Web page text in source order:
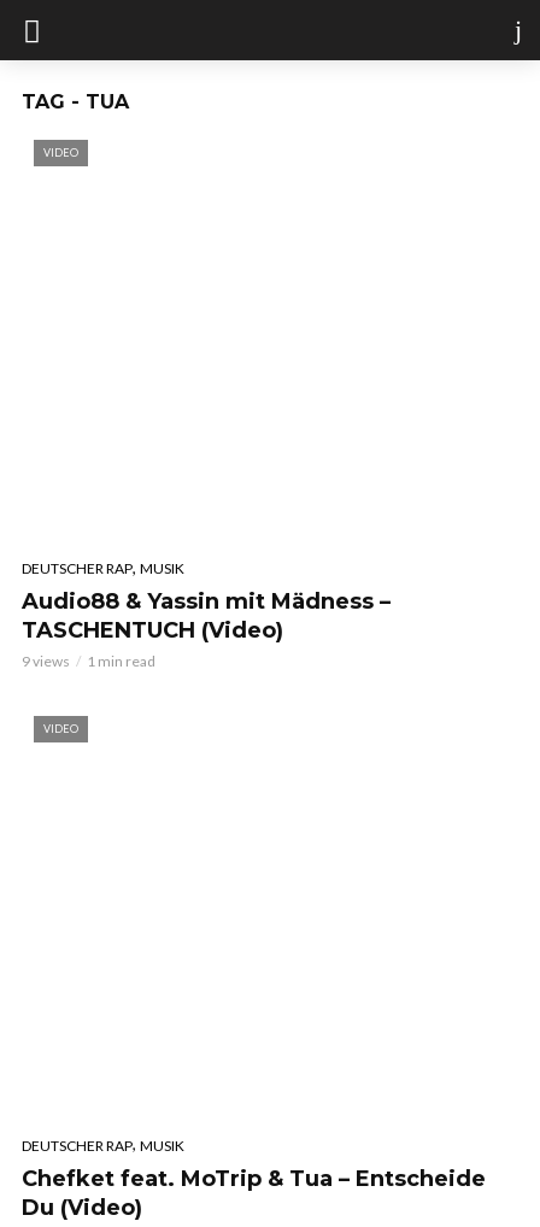
TAG - TUA
VIDEO
DEUTSCHER RAP, MUSIK
Audio88 & Yassin mit Mädness –
TASCHENTUCH (Video)
9 views 1 min read
VIDEO
DEUTSCHER RAP, MUSIK
Chefket feat. MoTrip & Tua – Entscheide
Du (Video)